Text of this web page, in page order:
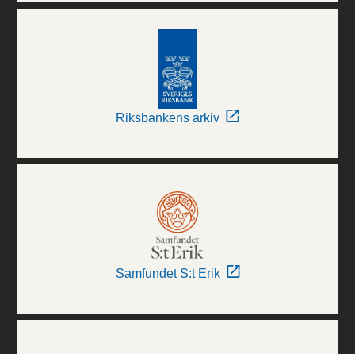
Riksbankens arkiv
Samfundet S:t Erik